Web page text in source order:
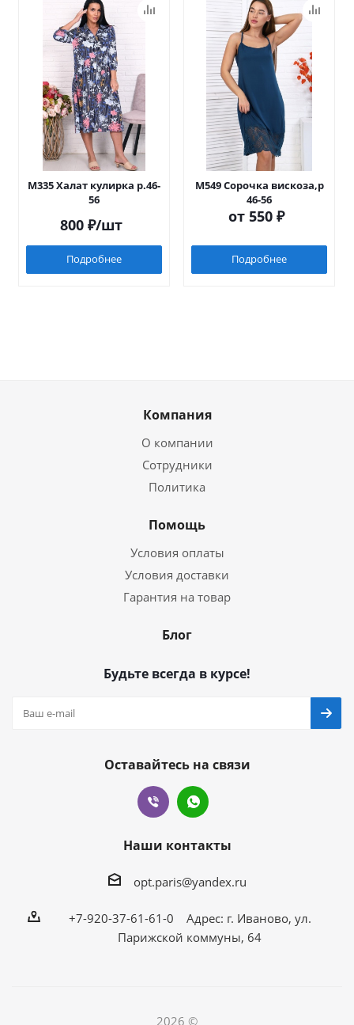
М335 Халат кулирка р.46-
56
800 ₽/шт
Подробнее
М549 Сорочка вискоза,р
46-56
от 550 ₽
Подробнее
Компания
О компании
Сотрудники
Политика
Помощь
Условия оплаты
Условия доставки
Гарантия на товар
Блог
Будьте всегда в курсе!
Оставайтесь на связи
Наши контакты
opt.paris@yandex.ru
+7-920-37-61-61-0 Адрес: г. Иваново, ул.
Парижской коммуны, 64
2026 ©